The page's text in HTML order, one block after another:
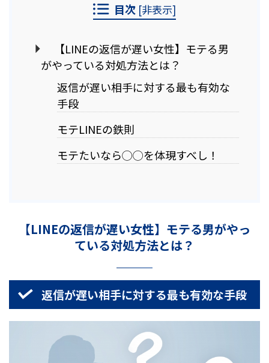
目次 [非表示]
【LINEの返信が遅い女性】モテる男
がやっている対処方法とは？
返信が遅い相手に対する最も有効な
手段
モテLINEの鉄則
モテたいなら◯◯を体現すべし！
【LINEの返信が遅い女性】モテる男がやっ
ている対処方法とは？
返信が遅い相手に対する最も有効な手段